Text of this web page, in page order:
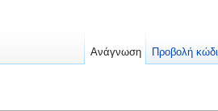
Ανάγνωση Προβολή